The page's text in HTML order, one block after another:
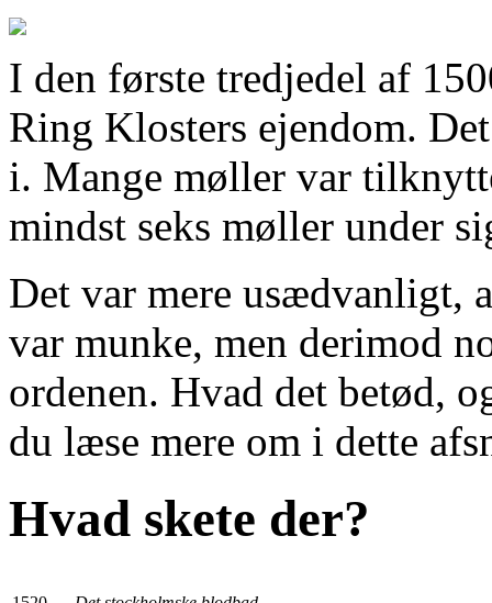
I den første tredjedel af
Ring Klosters ejendom.
i. Mange møller var
mindst seks møller under
Det var mere usædvanligt,
var munke, men derimod
ordenen. Hvad det betød,
du læse mere om i dette
Hvad skete der?